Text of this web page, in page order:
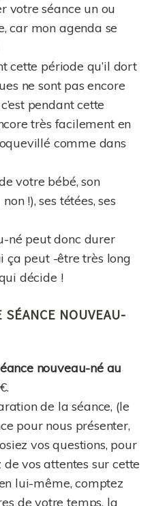
votre séance un ou
car mon agenda se
cette période qu’il dort
ne sont pas encore
pendant cette
très facilement en
comme dans
votre bébé, son
!), ses tétées, ses
né peut donc durer
ça peut -être très long
décide !
SÉANCE NOUVEAU-
éance nouveau-né au
€.
de la séance, (le
pour nous présenter,
vos questions, pour
vos attentes sur cette
lui-même, comptez
de votre temps, la